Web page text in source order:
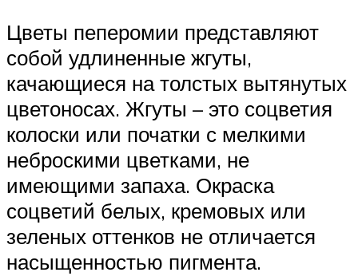
Цветы пеперомии представляют
собой удлиненные жгуты,
качающиеся на толстых вытянутых
цветоносах. Жгуты – это соцветия
колоски или початки с мелкими
неброскими цветками, не
имеющими запаха. Окраска
соцветий белых, кремовых или
зеленых оттенков не отличается
насыщенностью пигмента.